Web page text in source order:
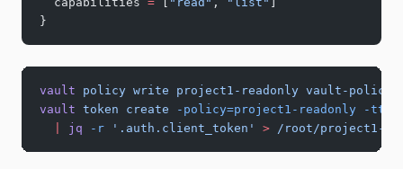
}
vault policy write project1-readonly vault-policy-
vault token create -policy=project1-readonly -
jq -r '.auth.client_token' > /root/project1-